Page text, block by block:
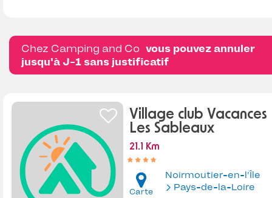
Chez Camping and Co vous pouvez annuler
jusqu'à J-1 sans justificatif
Village club Vacances
Les Sableaux
21.1 Km
Carte
Noirmoutier-en-l'Île
Pays-de-la-Loire